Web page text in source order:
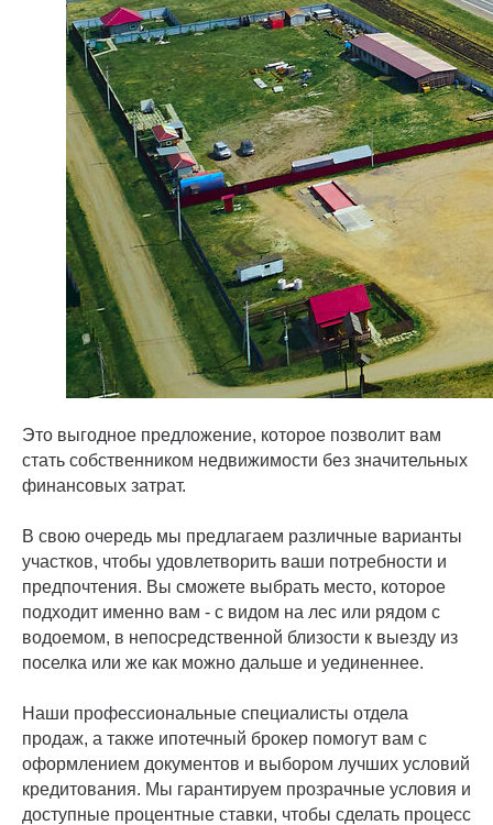
Это выгодное предложение, которое позволит вам
стать собственником недвижимости без значительных
финансовых затрат.
В свою очередь мы предлагаем различные варианты
участков, чтобы удовлетворить ваши потребности и
предпочтения. Вы сможете выбрать место, которое
подходит именно вам - с видом на лес или рядом с
водоемом, в непосредственной близости к выезду из
поселка или же как можно дальше и уединеннее.
Наши профессиональные специалисты отдела
продаж, а также ипотечный брокер помогут вам с
оформлением документов и выбором лучших условий
кредитования. Мы гарантируем прозрачные условия и
доступные процентные ставки, чтобы сделать процесс